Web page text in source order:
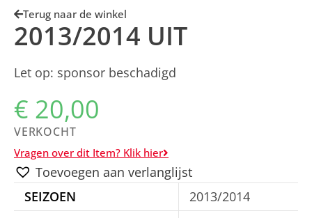
Terug naar de winkel
2013/2014 UIT
Let op: sponsor beschadigd
€ 20,00
VERKOCHT
Vragen over dit Item? Klik hier
Toevoegen aan verlanglijst
SEIZOEN
2013/2014